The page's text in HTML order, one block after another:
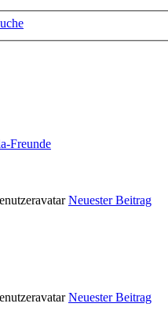
Freunde
Neuester Beitrag
Neuester Beitrag